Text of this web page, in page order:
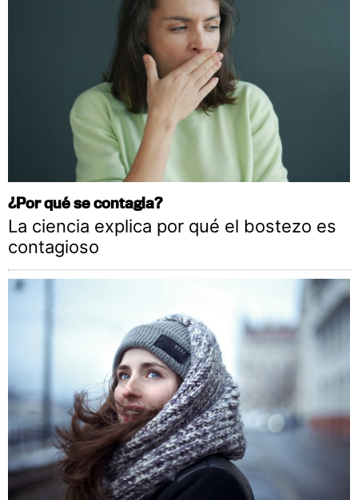
¿Por qué se contagia?
La ciencia explica por qué el bostezo es
contagioso